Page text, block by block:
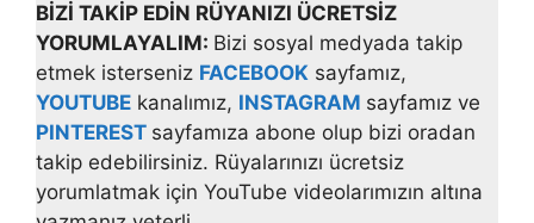
BİZİ TAKİP EDİN RÜYANIZI ÜCRETSİZ
YORUMLAYALIM: Bizi sosyal medyada takip
etmek isterseniz FACEBOOK sayfamız,
YOUTUBE kanalımız, INSTAGRAM sayfamız ve
PINTEREST sayfamıza abone olup bizi oradan
takip edebilirsiniz. Rüyalarınızı ücretsiz
yorumlatmak için YouTube videolarımızın altına